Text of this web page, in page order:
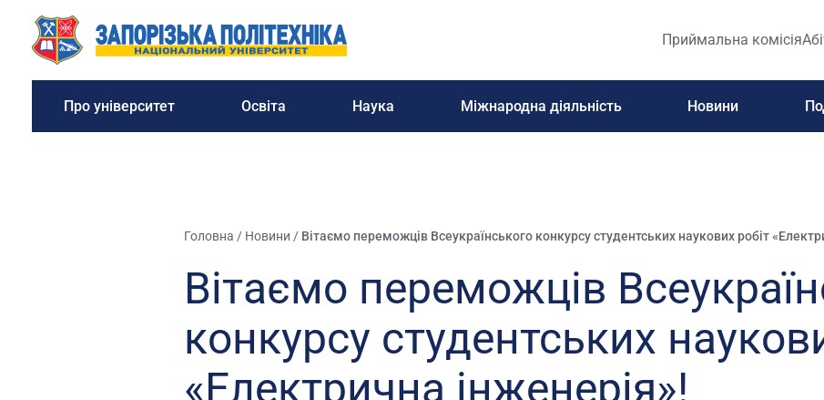
Приймальна комісія
Про університет Освіта Наука Міжнародна діяльність Новини
Головна / Новини / Вітаємо переможців Всеукраїнського конкурсу студентських наукових робіт
Вітаємо переможців
конкурсу студентських
«Електрична інженерія»!